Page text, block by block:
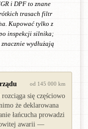
i DPF to znane
trasach filtr
Kupować tylko z
inspekcji silnika;
wydłużają
od 145 000 km
się częściowo
że deklarowana
łańcucha prowadzi
awarii —